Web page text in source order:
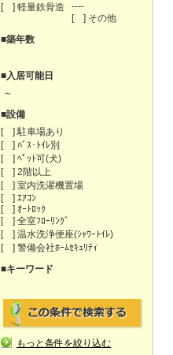
[ ] 軽量鉄骨造
----
[ ] その他
■築年数
■入居可能日
～
■設備
[ ] 駐車場あり
[ ] ﾊﾞｽ･ﾄｲﾚ別
[ ] ﾍﾟｯﾄ可(犬)
[ ] 2階以上
[ ] 室内洗濯機置場
[ ] ｴｱｺﾝ
[ ] ｵｰﾄﾛｯｸ
[ ] 全室ﾌﾛｰﾘﾝｸﾞ
[ ] 温水洗浄便座(ｼｬﾜｰﾄｲﾚ)
[ ] 警備会社ﾎｰﾑｾｷｭﾘﾃｨ
■キーワード
もっと条件を絞り込む